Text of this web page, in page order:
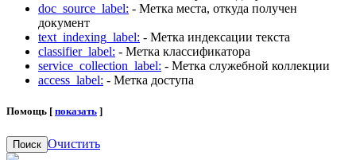
doc_source_label: - Метка места, откуда получен
документ
text_indexing_label: - Метка индексации текста
classifier_label: - Метка классификатора
service_collection_label: - Метка служебной коллекции
access_label: - Метка доступа
Помощь [ показать ]
Поиск Очистить